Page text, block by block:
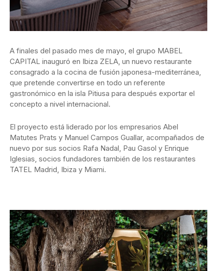
A finales del pasado mes de mayo, el grupo MABEL
CAPITAL inauguró en Ibiza ZELA, un nuevo restaurante
consagrado a la cocina de fusión japonesa-mediterránea,
que pretende convertirse en todo un referente
gastronómico en la isla Pitiusa para después exportar el
concepto a nivel internacional.
El proyecto está liderado por los empresarios Abel
Matutes Prats y Manuel Campos Guallar, acompañados de
nuevo por sus socios Rafa Nadal, Pau Gasol y Enrique
Iglesias, socios fundadores también de los restaurantes
TATEL Madrid, Ibiza y Miami.